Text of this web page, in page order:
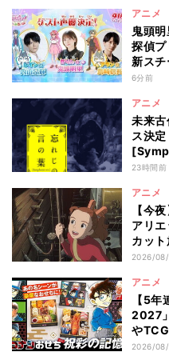
アニメ
鬼頭
探偵
新スチ
6分前
アニメ
未来
ス決
信
23時間前
アニメ
【今
アリ
カット
2026/
アニメ
【5
2027
や
2026/